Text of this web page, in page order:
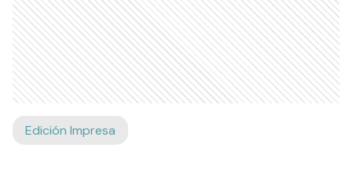
Edición Impresa